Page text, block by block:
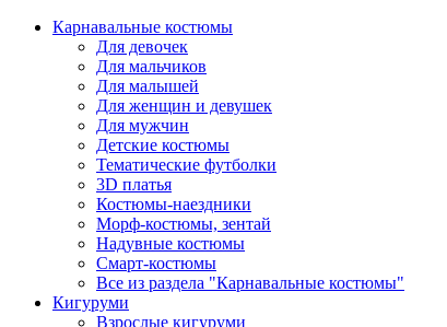
Карнавальные костюмы
Для девочек
Для мальчиков
Для малышей
Для женщин и девушек
Для мужчин
Детские костюмы
Тематические футболки
3D платья
Костюмы-наездники
Морф-костюмы, зентай
Надувные костюмы
Смарт-костюмы
Все из раздела "Карнавальные костюмы"
Кигуруми
Взрослые кигуруми